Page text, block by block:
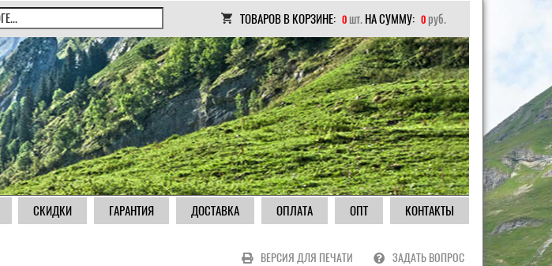
ТОВАРОВ В КОРЗИНЕ: 0 шт. НА СУММУ: 0 руб.
СКИДКИ ГАРАНТИЯ ДОСТАВКА ОПЛАТА ОПТ КОНТАКТЫ
ВЕРСИЯ ДЛЯ ПЕЧАТИ ЗАДАТЬ ВОПРОС